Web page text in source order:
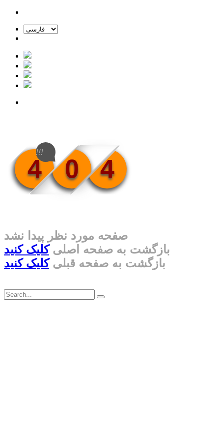
4 0 4
!!!
صفحه مورد نظر پیدا نشد
بازگشت به صفحه اصلیکلیک کنید
بازگشت به صفحه قبلیکلیک کنید